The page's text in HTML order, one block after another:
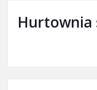
Hurtownia